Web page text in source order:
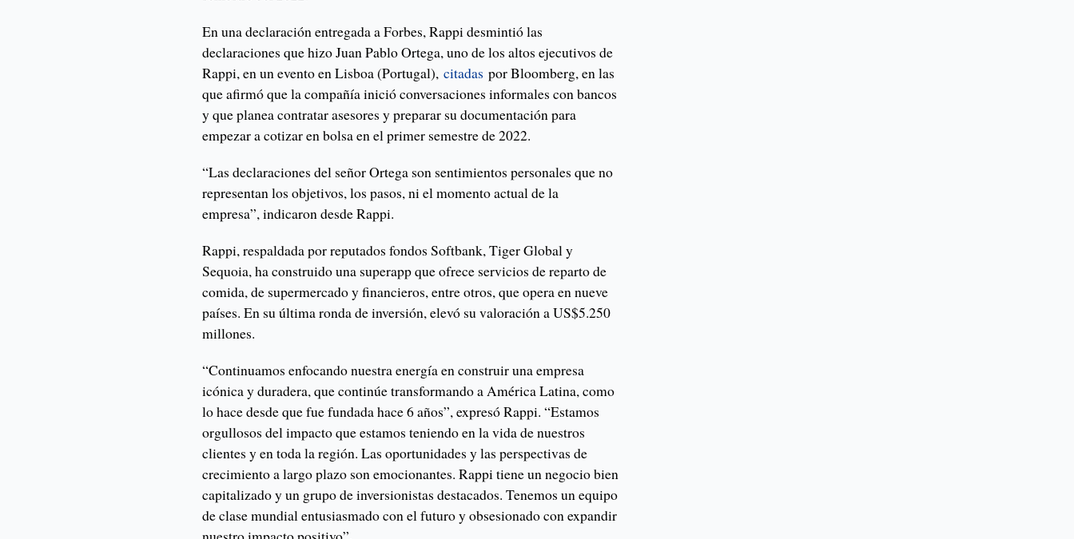
En una declaración entregada a Forbes, Rappi desmintió las
declaraciones que hizo Juan Pablo Ortega, uno de los altos ejecutivos de
Rappi, en un evento en Lisboa (Portugal),citadas por Bloomberg, en las
que afirmó que la compañía inició conversaciones informales con bancos
y que planea contratar asesores y preparar su documentación para
empezar a cotizar en bolsa en el primer semestre de 2022.
“Las declaraciones del señor Ortega son sentimientos personales que no
representan los objetivos, los pasos, ni el momento actual de la
empresa”, indicaron desde Rappi.
Rappi, respaldada por reputados fondos Softbank, Tiger Global y
Sequoia, ha construido una superapp que ofrece servicios de reparto de
comida, de supermercado y financieros, entre otros, que opera en nueve
países. En su última ronda de inversión, elevó su valoración a US$5.250
millones.
“Continuamos enfocando nuestra energía en construir una empresa
icónica y duradera, que continúe transformando a América Latina, como
lo hace desde que fue fundada hace 6 años”, expresó Rappi. “Estamos
orgullosos del impacto que estamos teniendo en la vida de nuestros
clientes y en toda la región. Las oportunidades y las perspectivas de
crecimiento a largo plazo son emocionantes. Rappi tiene un negocio bien
capitalizado y un grupo de inversionistas destacados. Tenemos un equipo
de clase mundial entusiasmado con el futuro y obsesionado con expandir